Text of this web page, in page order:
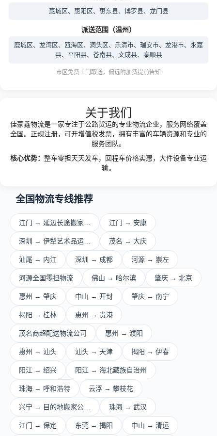
惠城区、惠阳区、惠东县、博罗县、龙门县
派送范围（温州）
鹿城区、龙湾区、瓯海区、洞头区、乐清市、瑞安市、龙港市、永嘉
县、平阳县、苍南县、文成县、泰顺县
市区免费上门取送，偏远附加费提前告知
关于我们
佳豪鑫物流是一家专注于公路货运的专业物流企业，服务网络覆盖
全国。正规注册，可开增值税发票，拥有丰富的车辆资源和专业的
服务团队。
核心优势： 整车零担天天发车，回程车价格实惠，大件设备专业运
输。
全国物流专线推荐
江门 → 延边长途搬家… 江门 → 安康
深圳 → 伊犁艺术品运… 茂名 → 大庆
汕尾 → 内江 深圳 → 成都 河源 → 崇左
河源全国零担物流 佛山 → 哈尔滨 肇庆 → 北京
惠州 → 肇庆 中山 → 开封 肇庆 → 南宁
揭阳 → 桂林 惠州 → 贵港
茂名商超配送物流公司 惠州 → 濮阳
惠州 → 汕头 汕头 → 天津 揭阳 → 伊春
阳江 → 绍兴 阳江 → 海北藏族自治州
珠海 → 呼和浩特 云浮 → 攀枝花
兴宁 → 目的地搬家公… 珠海 → 武汉
江门 → 保定 东莞 → 揭阳 中山 → 清远